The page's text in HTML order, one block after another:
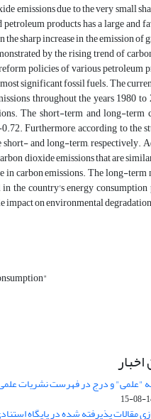
emissions due to the very small
products has a large and
sharp increase in the emission
by the rising trend of
policies of various petroleum
significant fossil fuels. The
throughout the years 1980
The short-term and long-
Furthermore, according to the
and long-term, respectively.
dioxide emissions that are
in carbon emissions. The long-
the country's energy
impact on environmental
"علمی" و درج در فهرست نشریات
مقالات پذیرفته شده در پایگاه